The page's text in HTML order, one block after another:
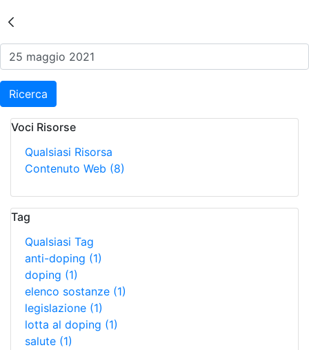
Risultati della Ricerca -
Ricerca
Voci Risorse
Qualsiasi Risorsa
Contenuto Web (8)
Tag
Qualsiasi Tag
anti-doping (1)
doping (1)
elenco sostanze (1)
legislazione (1)
lotta al doping (1)
salute (1)